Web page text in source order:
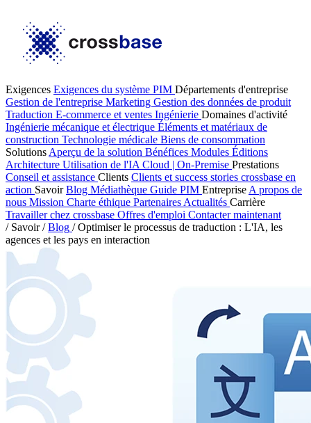
Exigences Exigences du système PIM Départements d'entreprise
Gestion de l'entreprise Marketing Gestion des données de produit
Traduction E-commerce et ventes Ingénierie Domaines d'activité
Ingénierie mécanique et électrique Éléments et matériaux de
construction Technologie médicale Biens de consommation
Solutions Aperçu de la solution Bénéfices Modules Éditions
Architecture Utilisation de l'IA Cloud | On-Premise Prestations
Conseil et assistance Clients Clients et success stories crossbase en
action SavoirBlog Médiathèque Guide PIM Entreprise A propos de
nous Mission Charte éthique Partenaires Actualités Carrière
Travailler chez crossbase Offres d'emploi Contacter maintenant
/ Savoir / Blog / Optimiser le processus de traduction : L'IA, les
agences et les pays en interaction